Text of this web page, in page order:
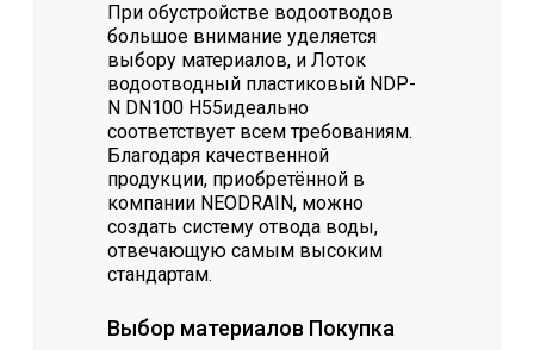
При обустройстве водоотводов
большое внимание уделяется
выбору материалов, и Лоток
водоотводный пластиковый NDP-
N DN100 H55идеально
соответствует всем требованиям.
Благодаря качественной
продукции, приобретённой в
компании NEODRAIN, можно
создать систему отвода воды,
отвечающую самым высоким
стандартам.
Выбор материалов Покупка